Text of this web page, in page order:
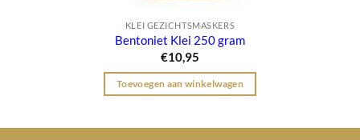
KLEI GEZICHTSMASKERS
Bentoniet Klei 250 gram
€10,95
Toevoegen aan winkelwagen